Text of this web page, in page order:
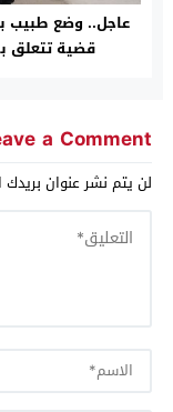
عاجل.. وضع طبيب
قضية تتعلق
a Comment
لن يتم نشر عنوان بريدك